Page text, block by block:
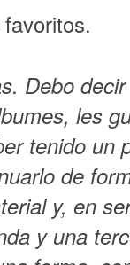
Debo
les
tenido un
de
y, en
y una